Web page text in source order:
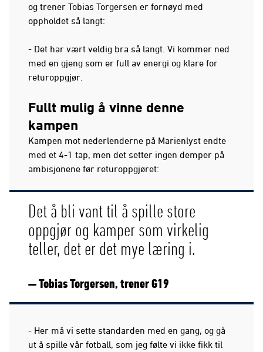
og trener Tobias Torgersen er fornøyd med
oppholdet så langt:
- Det har vært veldig bra så langt. Vi kommer ned
med en gjeng som er full av energi og klare for
returoppgjør.
Fullt mulig å vinne denne
kampen
Kampen mot nederlenderne på Marienlyst endte
med et 4-1 tap, men det setter ingen demper på
ambisjonene før returoppgjøret:
Det å bli vant til å spille store
oppgjør og kamper som virkelig
teller, det er det mye læring i.
— Tobias Torgersen, trener G19
- Her må vi sette standarden med en gang, og gå
ut å spille vår fotball, som jeg følte vi ikke fikk til